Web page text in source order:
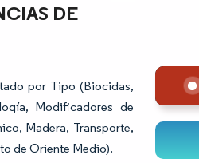
DE
por Tipo (Biocidas,
Modificadores de
Madera, Transporte,
de Oriente Medio).